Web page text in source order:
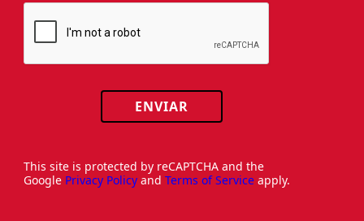
ENVIAR
This site is protected by reCAPTCHA and the
Google Privacy Policy and Terms of Service apply.